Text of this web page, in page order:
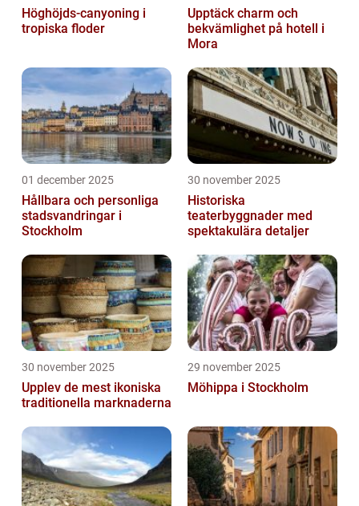
Höghöjds-canyoning i
tropiska floder
Upptäck charm och
bekvämlighet på hotell i
Mora
01 december 2025
Hållbara och personliga
stadsvandringar i
Stockholm
30 november 2025
Historiska
teaterbyggnader med
spektakulära detaljer
30 november 2025
Upplev de mest ikoniska
traditionella marknaderna
29 november 2025
Möhippa i Stockholm